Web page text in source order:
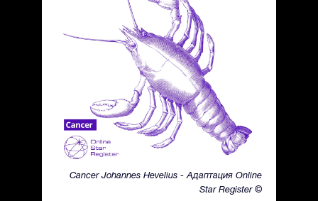
Cancer Johannes Hevelius - Адаптация Online
Star Register ©